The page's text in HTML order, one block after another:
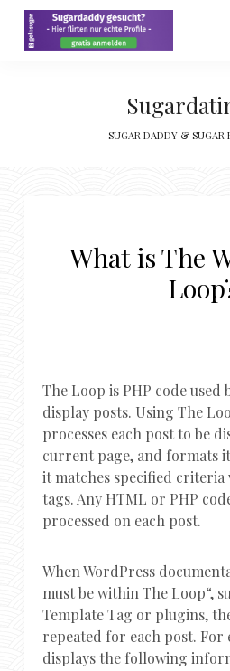
SUGAR DADDY & SUGAR
What is The
The Loop is PHP code used
display posts. Using The
processes each post to be
current page, and formats
it matches specified
tags. Any HTML or PHP
processed on each post.
When WordPress
must be within The Loop“,
Template Tag or plugins,
repeated for each post. For
displays the following